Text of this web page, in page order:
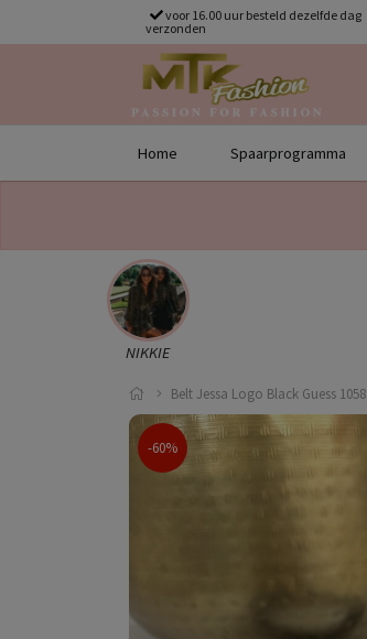
voor 16.00 uur besteld dezelfde dag
verzonden
Home Spaarprogramma
NIKKIE
Belt Jessa Logo Black Guess 1058
-60%